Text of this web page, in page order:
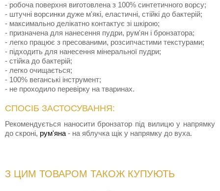
- робоча поверхня виготовлена з 100% синтетичного ворсу;
- штучні ворсинки дуже м'які, еластичні, стійкі до бактерій;
- максимально делікатно контактує зі шкірою;
- призначена для нанесення пудри, рум'ян і бронзатора;
- легко працює з пресованими, розсипчастими текстурами;
- підходить для нанесення мінеральної пудри;
- стійка до бактерій;
- легко очищається;
- 100% веганські інструмент;
- не проходило перевірку на тваринах.
СПОСІБ ЗАСТОСУВАННЯ:
Рекомендується наносити бронзатор під вилицю у напрямку
до скроні, рум'яна - на яблучка щік у напрямку до вуха.
З ЦИМ ТОВАРОМ ТАКОЖ КУПУЮТЬ